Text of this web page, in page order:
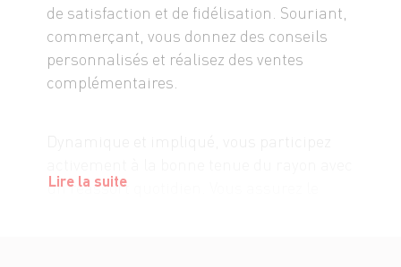
de satisfaction et de fidélisation. Souriant,
commerçant, vous donnez des conseils
personnalisés et réalisez des ventes
complémentaires.
un réassort quotidien. Vous assurez le
Lire la suite